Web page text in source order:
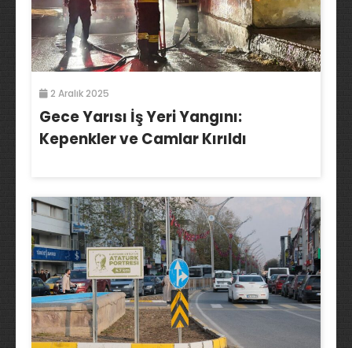
2 Aralık 2025
Gece Yarısı İş Yeri Yangını:
Kepenkler ve Camlar Kırıldı